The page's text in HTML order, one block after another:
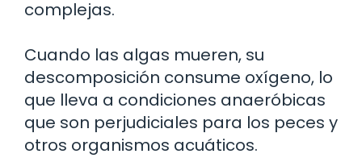
complejas.
Cuando las algas mueren, su
descomposición consume oxígeno, lo
que lleva a condiciones anaeróbicas
que son perjudiciales para los peces y
otros organismos acuáticos.